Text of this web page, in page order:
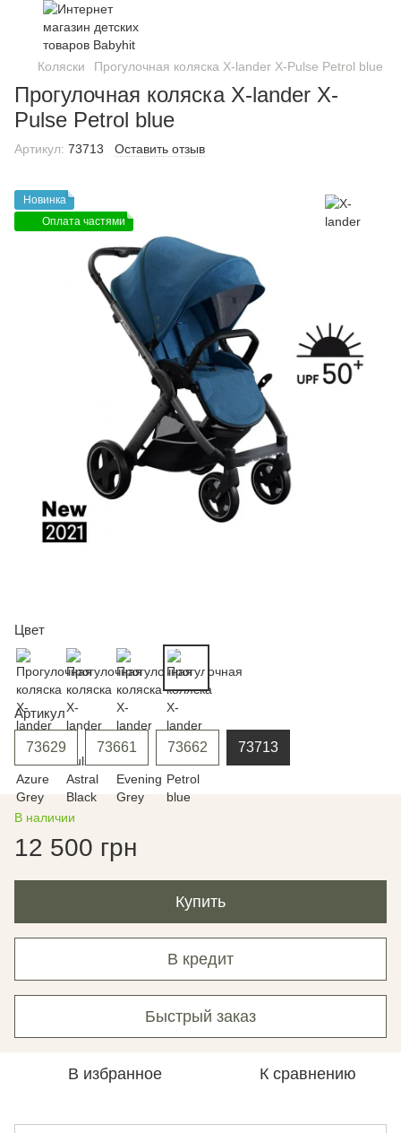
Коляски Прогулочная коляска X-lander X-Pulse Petrol blue
Прогулочная коляска X-lander X-
Pulse Petrol blue
Артикул: 73713 Оставить отзыв
Новинка
Оплата частями
Цвет
Артикул
73629 73661 73662 73713
В наличии
12 500 грн
Купить
В кредит
Быстрый заказ
В избранное К сравнению